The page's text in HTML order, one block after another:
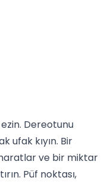
Dereotunu
ufak kıyın. Bir
ve bir miktar
Püf noktası,